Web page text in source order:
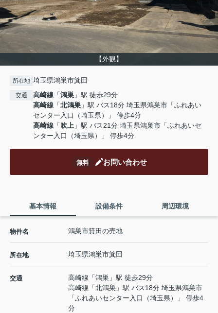
【外観】
所在地 埼玉県鴻巣市箕田
交通 高崎線 「鴻巣 」駅 徒歩29分
高崎線 「北鴻巣 」駅 バス18分 埼玉県鴻巣市「ふれあい
センター入口（埼玉県）」 停歩4分
高崎線 「吹上 」駅 バス21分 埼玉県鴻巣市「ふれあいセ
ンター入口（埼玉県）」 停歩4分
無料 お問い合わせ
基本情報 設備条件 周辺環境
物件名 鴻巣市箕田の売地
所在地 埼玉県鴻巣市箕田
交通 高崎線 「鴻巣 」駅 徒歩29分
高崎線 「北鴻巣 」駅 バス18分 埼玉県鴻巣市
「ふれあいセンター入口（埼玉県）」 停歩4
分